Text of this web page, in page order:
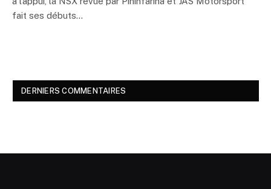
fait ses débuts…
DERNIERS COMMENTAIRES